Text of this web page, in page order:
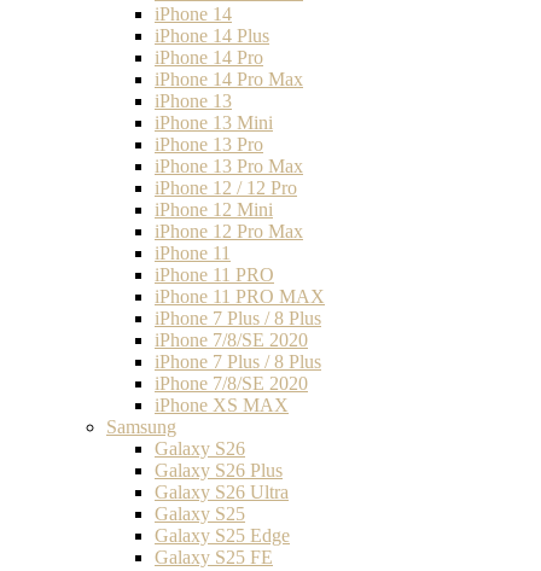
iPhone 14
iPhone 14 Plus
iPhone 14 Pro
iPhone 14 Pro Max
iPhone 13
iPhone 13 Mini
iPhone 13 Pro
iPhone 13 Pro Max
iPhone 12 / 12 Pro
iPhone 12 Mini
iPhone 12 Pro Max
iPhone 11
iPhone 11 PRO
iPhone 11 PRO MAX
iPhone 7 Plus / 8 Plus
iPhone 7/8/SE 2020
iPhone 7 Plus / 8 Plus
iPhone 7/8/SE 2020
iPhone XS MAX
Samsung
Galaxy S26
Galaxy S26 Plus
Galaxy S26 Ultra
Galaxy S25
Galaxy S25 Edge
Galaxy S25 FE